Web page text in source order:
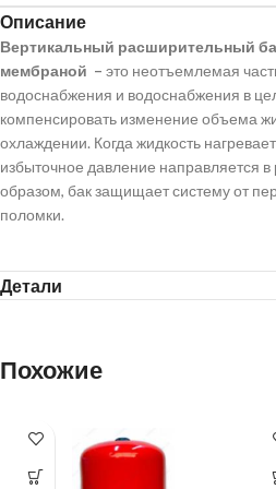
Описание
Вертикальный расширительный
мембраной – это неотъемлемая
водоснабжения и водоснабжения в
компенсировать изменение объема
охлаждении. Когда жидкость
избыточное давление направляется
образом, бак защищает систему от
поломки.
Детали
Похожие